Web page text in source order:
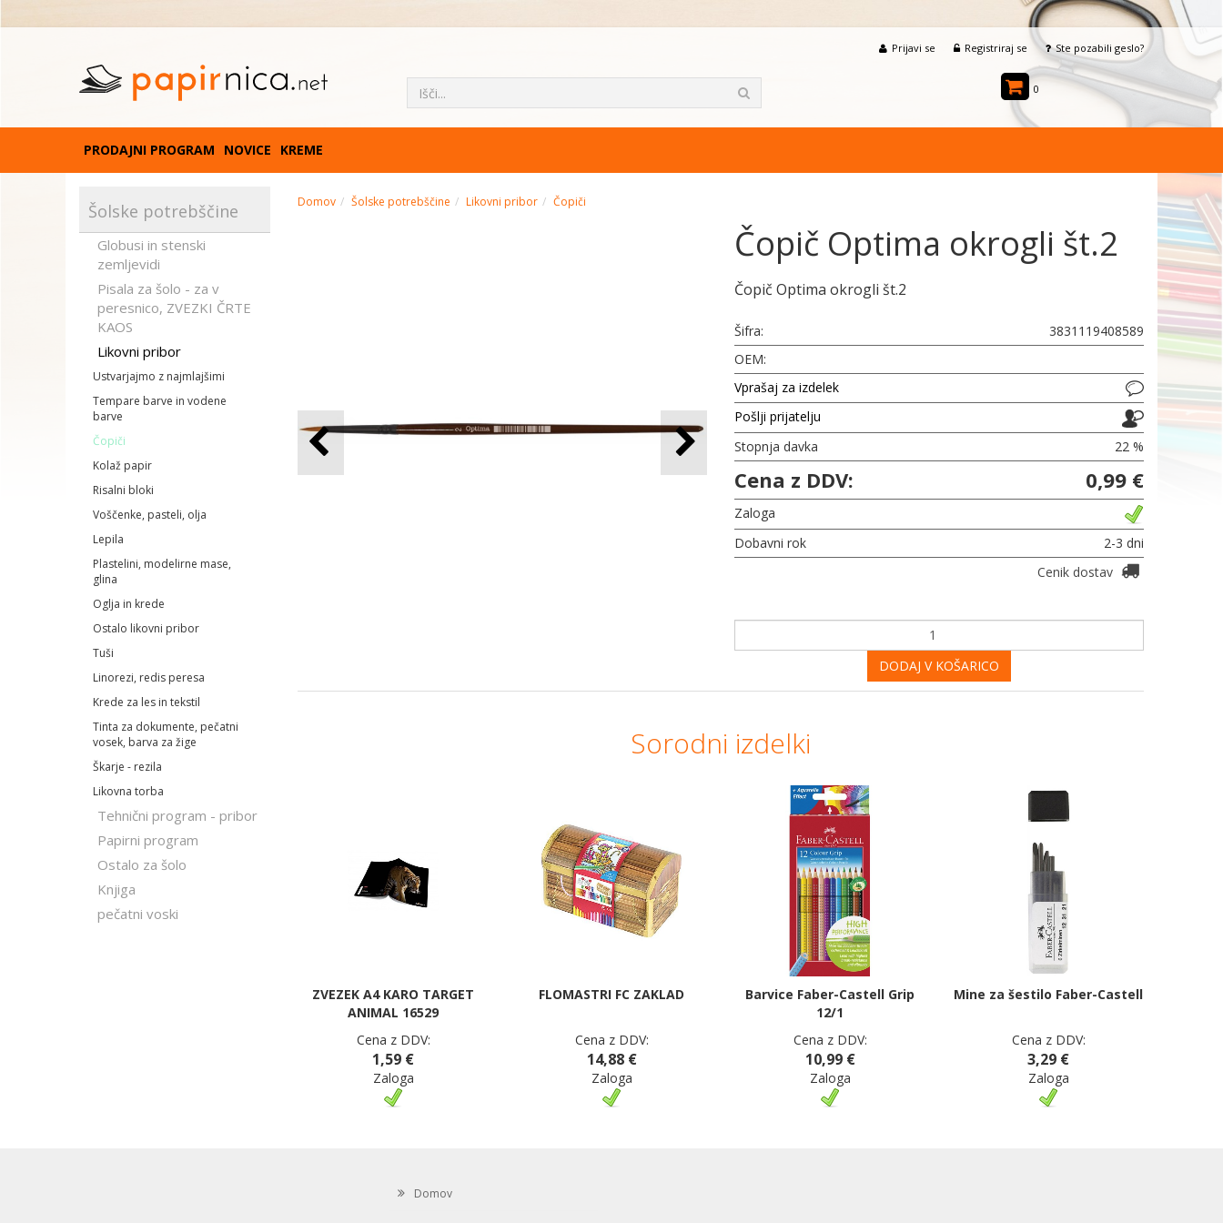
Prijavi se Registriraj se Ste pozabili geslo?
0
PRODAJNI PROGRAM NOVICE KREME
Šolske potrebščine
Globusi in stenski
zemljevidi
Pisala za šolo - za v
peresnico, ZVEZKI ČRTE
KAOS
Likovni pribor
Ustvarjajmo z najmlajšimi
Tempare barve in vodene
barve
Čopiči
Kolaž papir
Risalni bloki
Voščenke, pasteli, olja
Lepila
Plastelini, modelirne mase,
glina
Oglja in krede
Ostalo likovni pribor
Tuši
Linorezi, redis peresa
Krede za les in tekstil
Tinta za dokumente, pečatni
vosek, barva za žige
Škarje - rezila
Likovna torba
Tehnični program - pribor
Papirni program
Ostalo za šolo
Knjiga
pečatni voski
Domov Šolske potrebščine Likovni pribor Čopiči
Čopič Optima okrogli št.2
Čopič Optima okrogli št.2
Šifra:
3831119408589
OEM:
Vprašaj za izdelek
Pošlji prijatelju
Stopnja davka
22 %
Cena z DDV: 0,99 €
Zaloga
Dobavni rok
2-3 dni
Cenik dostav
DODAJ V KOŠARICO
Sorodni izdelki
ZVEZEK A4 KARO TARGET
ANIMAL 16529
Cena z DDV:
1,59 €
Zaloga
FLOMASTRI FC ZAKLAD
Cena z DDV:
14,88 €
Zaloga
Barvice Faber-Castell Grip
12/1
Cena z DDV:
10,99 €
Zaloga
Mine za šestilo Faber-Castell
Cena z DDV:
3,29 €
Zaloga
Domov